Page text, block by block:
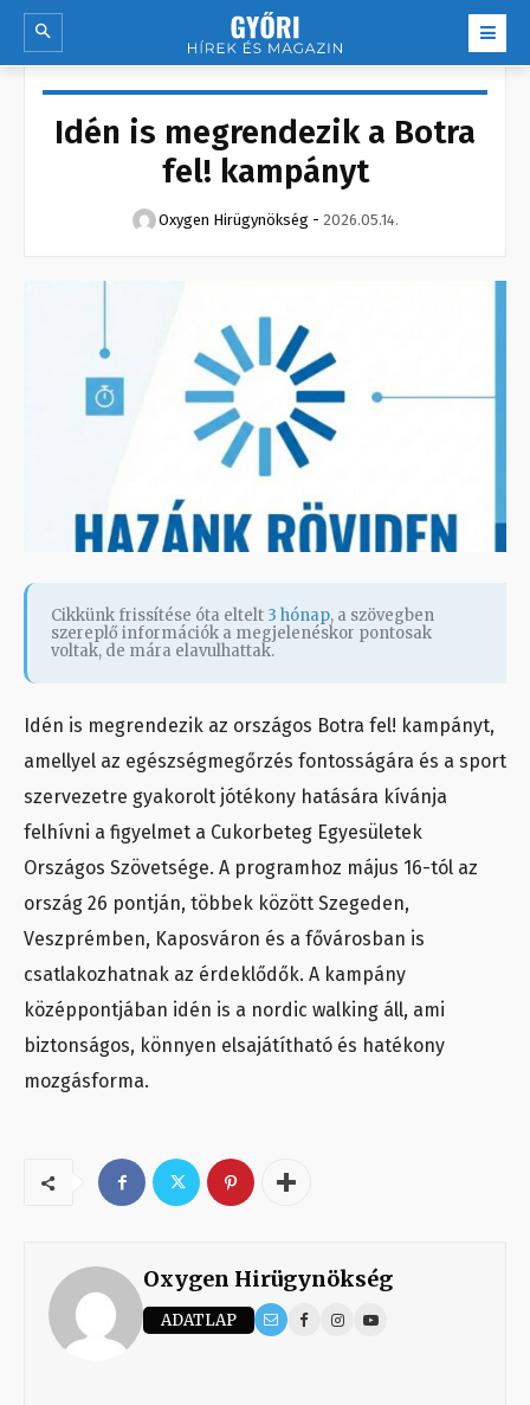
Idén is megrendezik a Botra
fel! kampányt
Oxygen Hirügynökség - 2026.05.14.
Cikkünk frissítése óta eltelt 3 hónap, a szövegben
szereplő információk a megjelenéskor pontosak
voltak, de mára elavulhattak.
Idén is megrendezik az országos Botra fel! kampányt,
amellyel az egészségmegőrzés fontosságára és a sport
szervezetre gyakorolt jótékony hatására kívánja
felhívni a figyelmet a Cukorbeteg Egyesületek
Országos Szövetsége. A programhoz május 16-tól az
ország 26 pontján, többek között Szegeden,
Veszprémben, Kaposváron és a fővárosban is
csatlakozhatnak az érdeklődők. A kampány
középpontjában idén is a nordic walking áll, ami
biztonságos, könnyen elsajátítható és hatékony
mozgásforma.
Oxygen Hirügynökség
ADATLAP